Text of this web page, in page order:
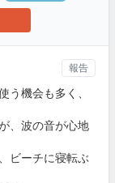
う機会も多く、
、波の音が心地
ビーチに寝転ぶ
報告